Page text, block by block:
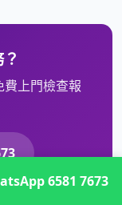
上門檢查報
6581 7673